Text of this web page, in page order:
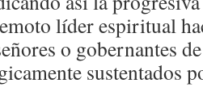
líder espiritual
o gobernantes
sustentados